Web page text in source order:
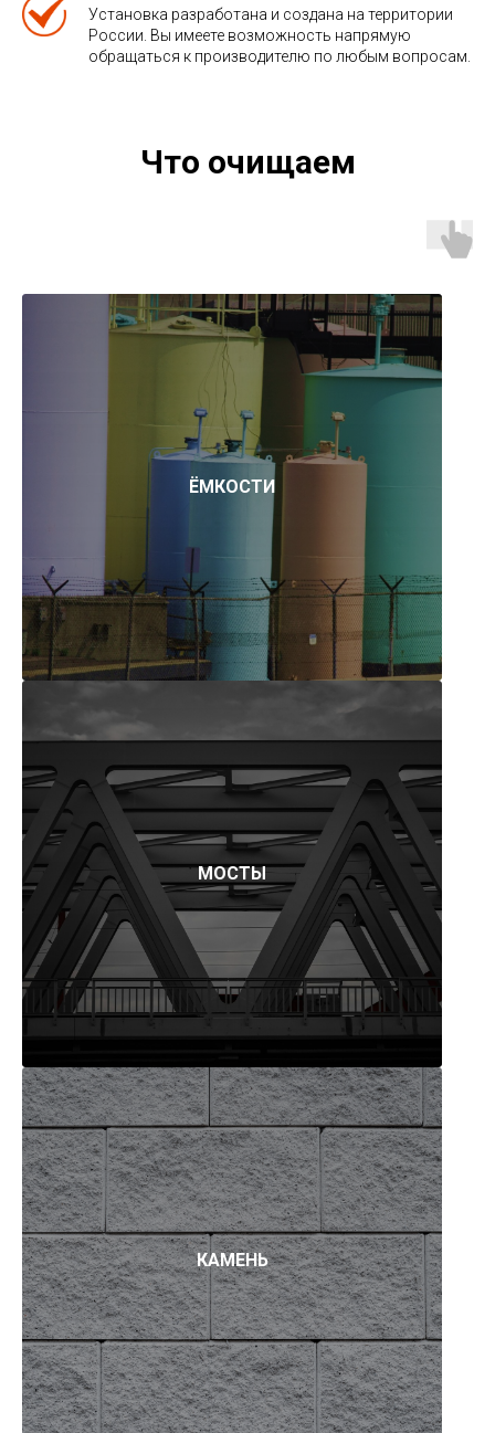
Установка разработана и создана на территории
России. Вы имеете возможность напрямую
обращаться к производителю по любым вопросам.
Что очищаем
ЁМКОСТИ
МОСТЫ
КАМЕНЬ